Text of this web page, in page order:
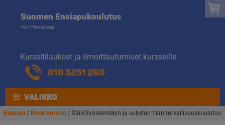
navigointiin
sisältöön
Suomen EnsiapukoulutusSuomen
Kurssitilaukset ja ilmoittautumiset kursseille
010 5251 260
VALIKKO
Etusivu / Muut kurssit / Säiliötyöskentelyn ja suljetun tilan turvallisuuskoulutus